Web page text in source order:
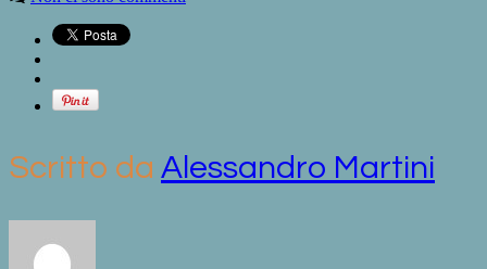
Scritto da Alessandro Martini